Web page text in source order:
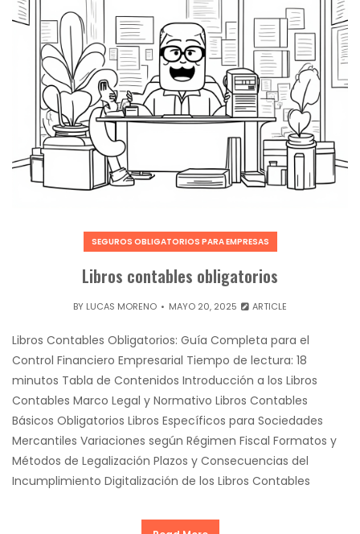
SEGUROS OBLIGATORIOS PARA EMPRESAS
Libros contables obligatorios
BY LUCAS MORENO MAYO 20, 2025 ARTICLE
Libros Contables Obligatorios: Guía Completa para el
Control Financiero Empresarial Tiempo de lectura: 18
minutos Tabla de Contenidos Introducción a los Libros
Contables Marco Legal y Normativo Libros Contables
Básicos Obligatorios Libros Específicos para Sociedades
Mercantiles Variaciones según Régimen Fiscal Formatos y
Métodos de Legalización Plazos y Consecuencias del
Incumplimiento Digitalización de los Libros Contables